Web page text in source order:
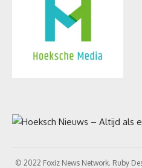
© 2022 Foxiz News Network. Ruby